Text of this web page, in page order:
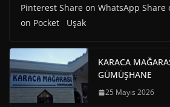
Pinterest Share on WhatsApp Share
on Pocket Uşak
KARACA
GÜMÜŞHANE
25 Mayıs 2026